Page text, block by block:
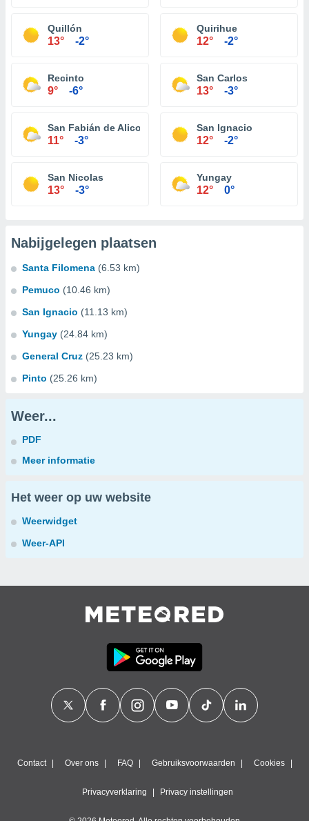
Quillón
13° -2°
Quirihue
12° -2°
Recinto
9° -6°
San Carlos
13° -3°
San Fabián de Alico
11° -3°
San Ignacio
12° -2°
San Nicolas
13° -3°
Yungay
12° 0°
Nabijgelegen plaatsen
Santa Filomena (6.53 km)
Pemuco (10.46 km)
San Ignacio (11.13 km)
Yungay (24.84 km)
General Cruz (25.23 km)
Pinto (25.26 km)
Weer...
PDF
Meer informatie
Het weer op uw website
Weerwidget
Weer-API
Contact Over ons FAQ Gebruiksvoorwaarden Cookies
Privacyverklaring Privacy instellingen